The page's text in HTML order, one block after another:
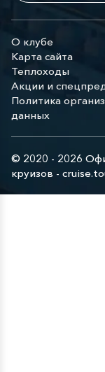
О клубе
Карта сайта
Теплоходы
Акции и
Политика
данных
© 2020 - 2026
круизов -